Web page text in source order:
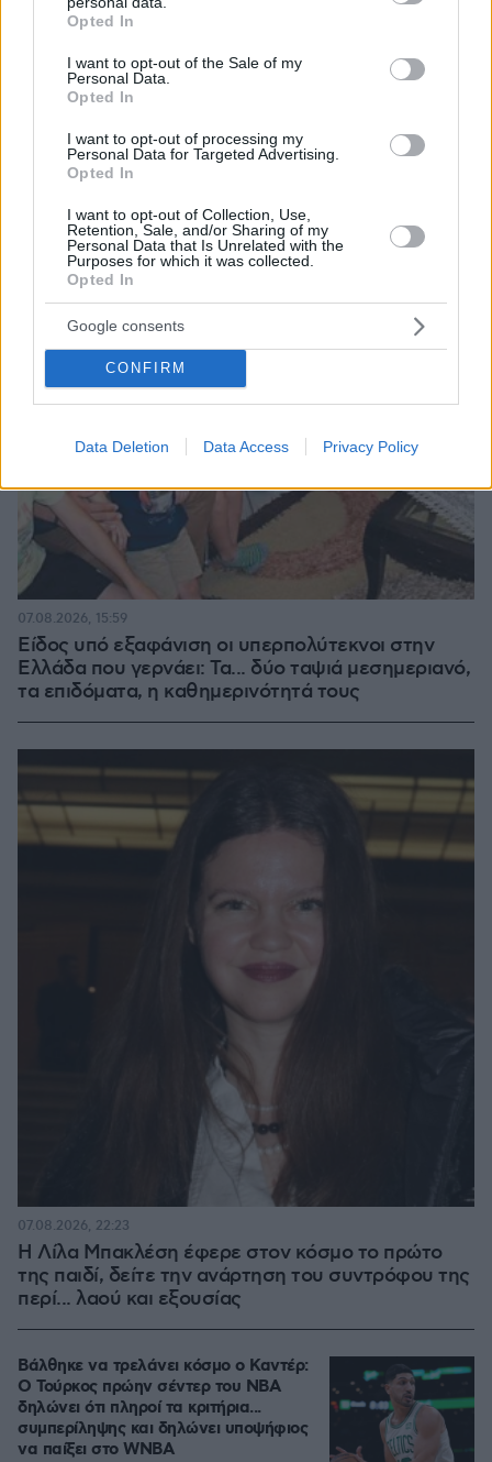
grant or deny consent to Google and its third-party tags to
use your data for below specified purposes in below Google
consent section.
Opted In
I want to opt-out of the Sale of my
Personal Data.
Opted In
I want to opt-out of processing my
Personal Data for Targeted Advertising.
Opted In
I want to opt-out of Collection, Use,
Retention, Sale, and/or Sharing of my
Personal Data that Is Unrelated with the
Purposes for which it was collected.
Opted In
Google consents
CONFIRM
Data Deletion Data Access Privacy Policy
Κρήτη ζητά... τιμή για να ασελγήσει σε ανήλικη, τι
καταγγέλλει ο ιδιοκτήτης επιχείρησης
07.08.2026, 18:22
Είδος υπό εξαφάνιση οι υπερπολύτεκνοι στην
Ελλάδα που γερνάει: Τα... δύο ταψιά μεσημεριανό,
τα επιδόματα, η καθημερινότητά τους
07.08.2026, 15:59
Η Λίλα Μπακλέση έφερε στον κόσμο το πρώτο
της παιδί, δείτε την ανάρτηση του συντρόφου της
περί... λαού και εξουσίας
07.08.2026, 22:23
Βάλθηκε να τρελάνει κόσμο ο Καντέρ:
Ο Τούρκος πρώην σέντερ του NBA
δηλώνει ότι πληροί τα κριτήρια...
συμπερίληψης και δηλώνει υποψήφιος
να παίξει στο WNBA